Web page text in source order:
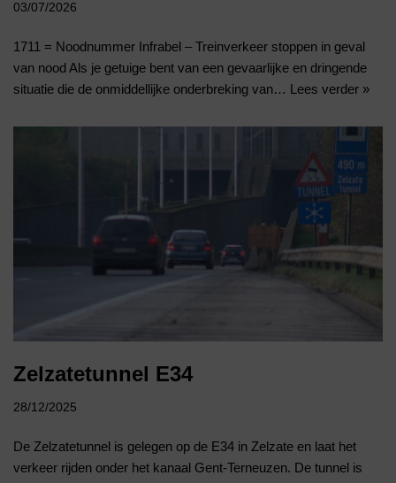
03/07/2026
1711 = Noodnummer Infrabel – Treinverkeer stoppen in geval
van nood Als je getuige bent van een gevaarlijke en dringende
situatie die de onmiddellijke onderbreking van… Lees verder »
Zelzatetunnel E34
28/12/2025
De Zelzatetunnel is gelegen op de E34 in Zelzate en laat het
verkeer rijden onder het kanaal Gent-Terneuzen. De tunnel is